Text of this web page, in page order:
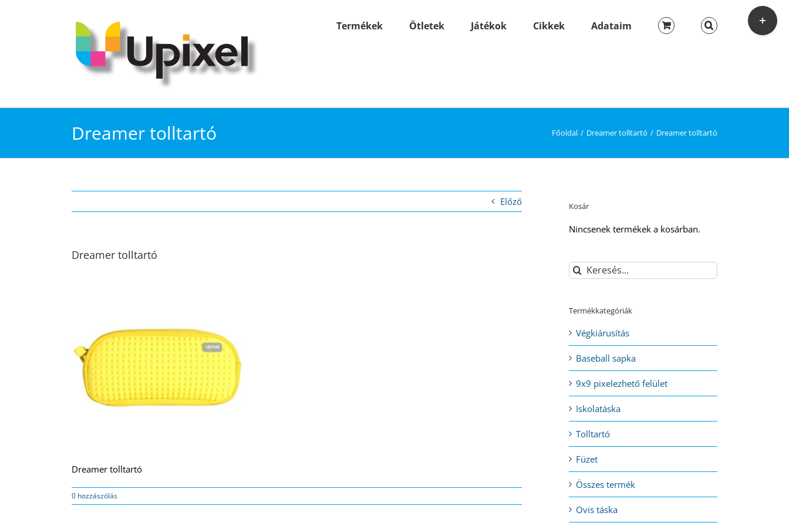
Termékek Ötletek Játékok Cikkek Adataim
Dreamer tolltartó Főoldal Dreamer tolltartó Dreamer tolltartó
Előző
Dreamer tolltartó
Dreamer tolltartó
0 hozzászólás
Kosár
Nincsenek termékek a kosárban.
Keresés...
Termékkategóriák
Végkiárusítás
Baseball sapka
9x9 pixelezhető felület
Iskolatáska
Tolltartó
Füzet
Összes termék
Ovis táska
Toggle
Sliding
Bar